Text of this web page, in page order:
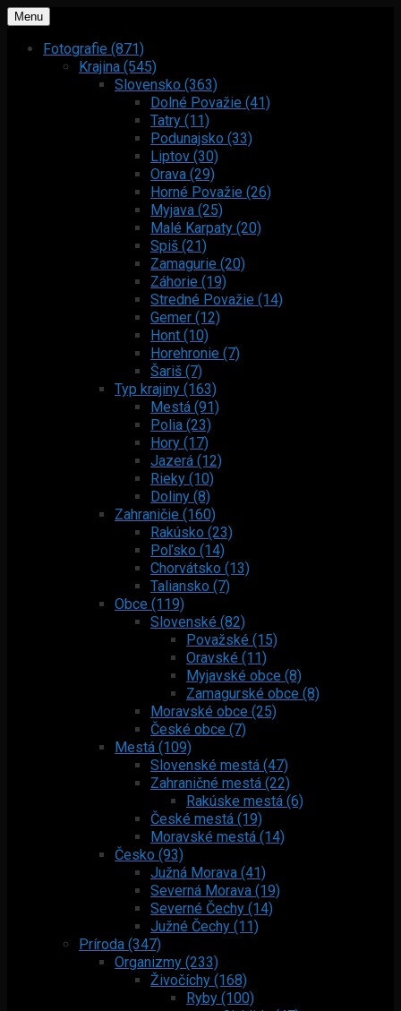
Menu
Fotografie (871)
Krajina (545)
Slovensko (363)
Dolné Považie (41)
Tatry (11)
Podunajsko (33)
Liptov (30)
Orava (29)
Horné Považie (26)
Myjava (25)
Malé Karpaty (20)
Spiš (21)
Zamagurie (20)
Záhorie (19)
Stredné Považie (14)
Gemer (12)
Hont (10)
Horehronie (7)
Šariš (7)
Typ krajiny (163)
Mestá (91)
Polia (23)
Hory (17)
Jazerá (12)
Rieky (10)
Doliny (8)
Zahraničie (160)
Rakúsko (23)
Poľsko (14)
Chorvátsko (13)
Taliansko (7)
Obce (119)
Slovenské (82)
Považské (15)
Oravské (11)
Myjavské obce (8)
Zamagurské obce (8)
Moravské obce (25)
České obce (7)
Mestá (109)
Slovenské mestá (47)
Zahraničné mestá (22)
Rakúske mestá (6)
České mestá (19)
Moravské mestá (14)
Česko (93)
Južná Morava (41)
Severná Morava (19)
Severné Čechy (14)
Južné Čechy (11)
Príroda (347)
Organizmy (233)
Živočíchy (168)
Ryby (100)